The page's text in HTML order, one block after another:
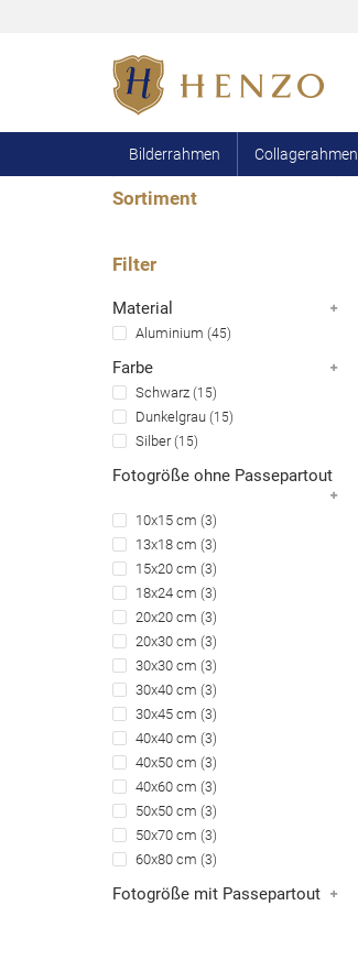
Bilderrahmen Collagerahmen
Sortiment
Filter
Material
Aluminium 45
Farbe
Schwarz 15
Dunkelgrau 15
Silber 15
Fotogröße ohne Passepartout
10x15 cm 3
13x18 cm 3
15x20 cm 3
18x24 cm 3
20x20 cm 3
20x30 cm 3
30x30 cm 3
30x40 cm 3
30x45 cm 3
40x40 cm 3
40x50 cm 3
40x60 cm 3
50x50 cm 3
50x70 cm 3
60x80 cm 3
Fotogröße mit Passepartout